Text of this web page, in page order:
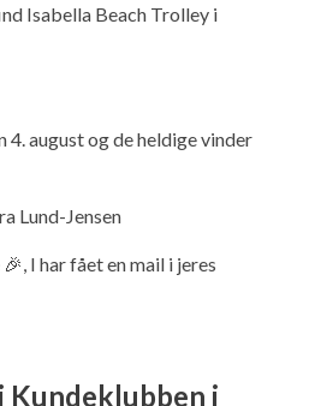
til campingvognen
- webshop
af foto og video
Isabella Beach Trolley i
august og de heldige vinder
Lund-Jensen
I har fået en mail i jeres
Kundeklubben i